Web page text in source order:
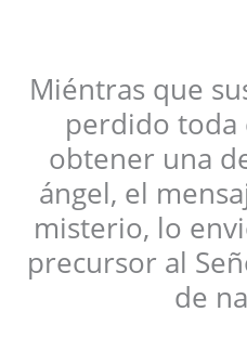
Miéntras que
perdido toda
obtener una
ángel, el
misterio, lo
precursor al
de